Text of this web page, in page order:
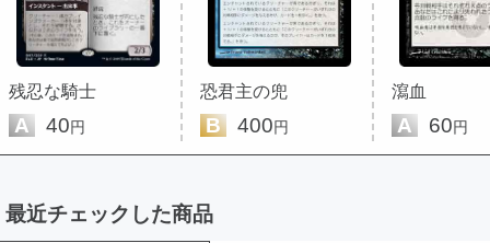
残忍な騎士
A 40円
恐君主の兜
B 400円
瀉血
A 60円
最近チェックした商品